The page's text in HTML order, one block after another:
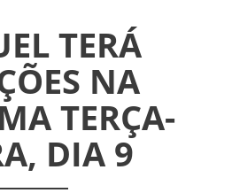
TERÁ
NA
TERÇA-
DIA 9